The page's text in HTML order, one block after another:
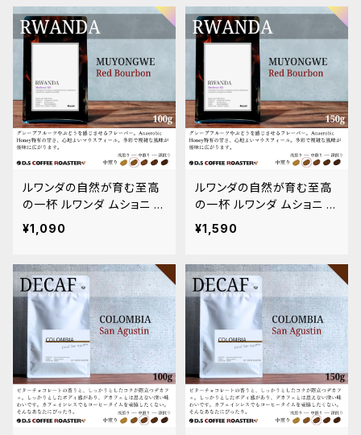
ルワンダの自然が育む至高
の一杯 ルワンダ ムショニ レ
ッドブルボン 100g
¥1,090
ルワンダの自然が育む至高
の一杯 ルワンダ ムショニ レ
ッドブルボン 150g
¥1,590